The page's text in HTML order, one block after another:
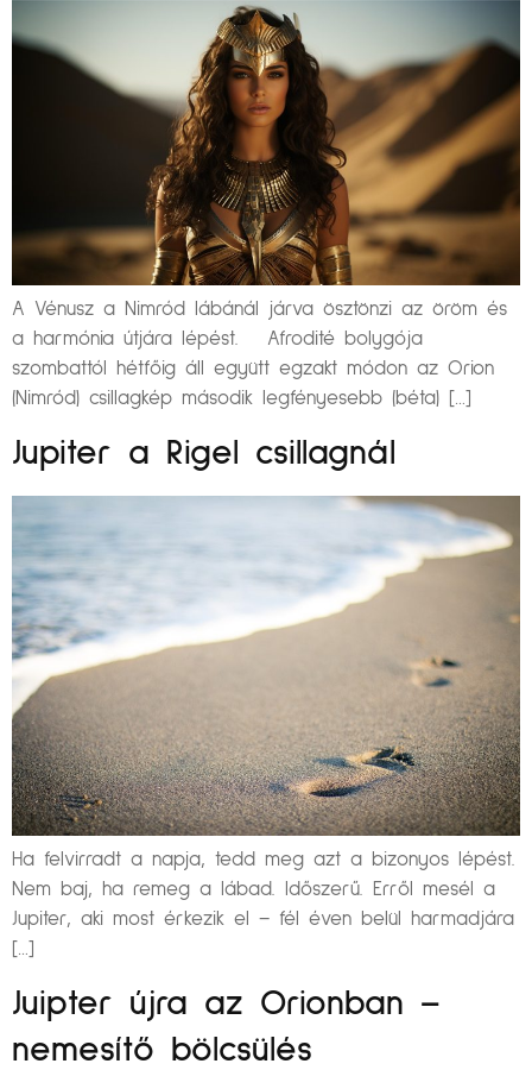
A Vénusz a Nimród lábánál járva ösztönzi az öröm és
a harmónia útjára lépést. Afrodité bolygója
szombattól hétfőig áll együtt egzakt módon az Orion
(Nimród) csillagkép második legfényesebb (béta) […]
Jupiter a Rigel csillagnál
Ha felvirradt a napja, tedd meg azt a bizonyos lépést.
Nem baj, ha remeg a lábad. Időszerű. Erről mesél a
Jupiter, aki most érkezik el – fél éven belül harmadjára
[…]
Juipter újra az Orionban –
nemesítő bölcsülés